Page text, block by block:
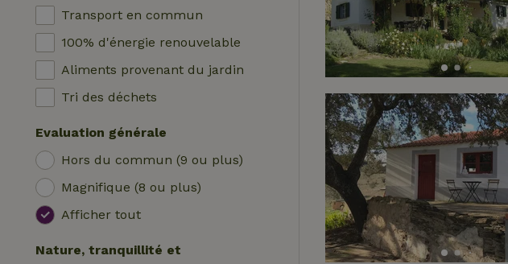
Station de recharge pour voiture
Piscine (en commun)
Accessible aux fauteuils roulants
Piscine (privée)
Emplacement de camping
Yourte
Bateau
Wrap house
Transport en commun
100% d'énergie renouvelable
Aliments provenant du jardin
Tri des déchets
Evaluation générale
Hors du commun (9 ou plus)
Magnifique (8 ou plus)
Afficher tout
Nature, tranquillité et